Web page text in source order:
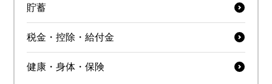
貯蓄
税金・控除・給付金
健康・身体・保険